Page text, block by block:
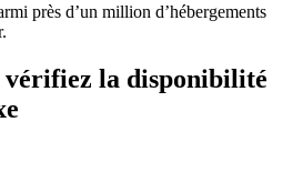
près d’un million d’hébergements
vérifiez la disponibilité